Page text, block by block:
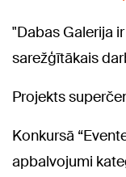
"Dabas Galerija
sarežģītākais
Projekts
Konkursā
apbalvojumi